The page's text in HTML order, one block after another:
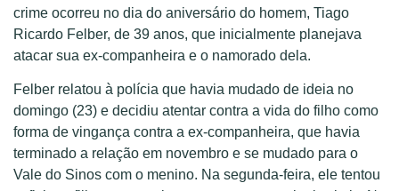
crime ocorreu no dia do aniversário do homem, Tiago
Ricardo Felber, de 39 anos, que inicialmente planejava
atacar sua ex-companheira e o namorado dela.
Felber relatou à polícia que havia mudado de ideia no
domingo (23) e decidiu atentar contra a vida do filho como
forma de vingança contra a ex-companheira, que havia
terminado a relação em novembro e se mudado para o
Vale do Sinos com o menino. Na segunda-feira, ele tentou